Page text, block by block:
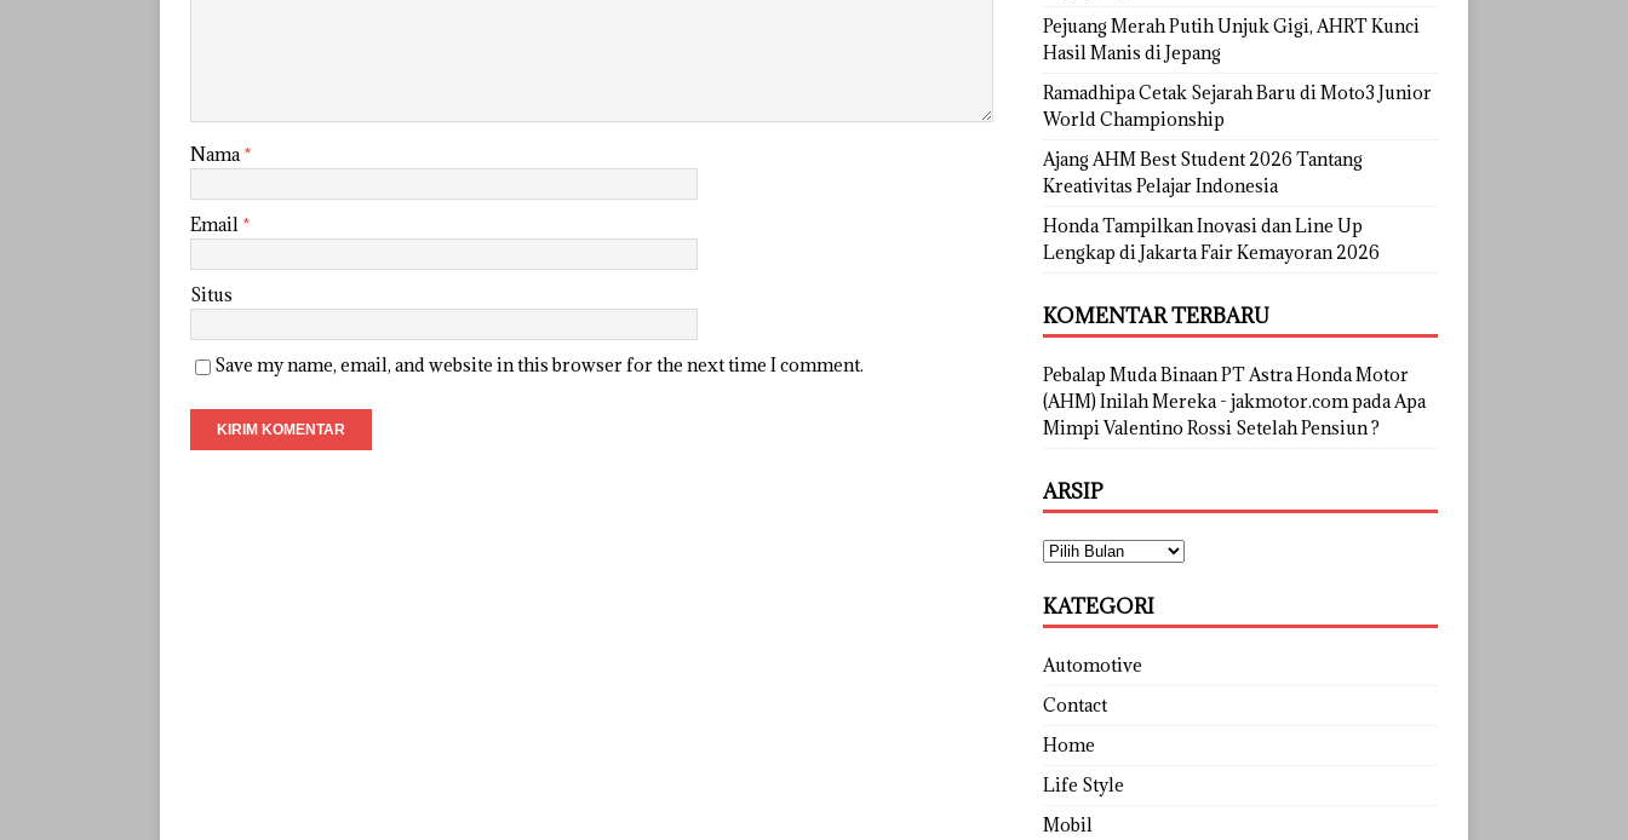
Nama*
Email *
Situs
Save my name, email, and website in this browser for the next time I comment.
Pejuang Merah Putih Unjuk Gigi, AHRT Kunci
Hasil Manis di Jepang
Ramadhipa Cetak Sejarah Baru di Moto3 Junior
World Championship
Ajang AHM Best Student 2026 Tantang
Kreativitas Pelajar Indonesia
Honda Tampilkan Inovasi dan Line Up
Lengkap di Jakarta Fair Kemayoran 2026
KOMENTAR TERBARU
Pebalap Muda Binaan PT Astra Honda Motor
(AHM) Inilah Mereka - jakmotor.compadaApa
Mimpi Valentino Rossi Setelah Pensiun ?
ARSIP
KATEGORI
Automotive
Contact
Home
Life Style
Mobil